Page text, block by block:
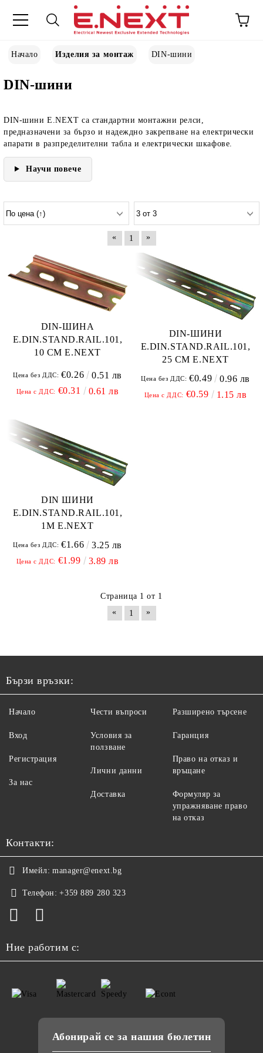
Начало Изделия за монтаж DIN-шини
DIN-шини
DIN-шини E.NEXT са стандартни монтажни релси,
предназначени за бързо и надеждно закрепване на електрически
апарати в разпределителни табла и електрически шкафове.
Научи повече
« 1 »
DIN-ШИНА
E.DIN.STAND.RAIL.101,
10 СM E.NEXT
Цена без ДДС: €0.26 0.51 лв
Цена с ДДС: €0.31 0.61 лв
DIN-ШИНИ
E.DIN.STAND.RAIL.101,
25 СM E.NEXT
Цена без ДДС: €0.49 0.96 лв
Цена с ДДС: €0.59 1.15 лв
DIN ШИНИ
E.DIN.STAND.RAIL.101,
1M E.NEXT
Цена без ДДС: €1.66 3.25 лв
Цена с ДДС: €1.99 3.89 лв
Страница 1 от 1
«
1 »
Бързи връзки:
Начало
Вход
Регистрация
За нас
Чести въпроси
Условия за
ползване
Лични данни
Доставка
Разширено търсене
Гаранция
Право на отказ и
връщане
Формуляр за
упражняване право
на отказ
Контакти:
Имейл: manager@enext.bg
Телефон: +359 889 280 323
Ние работим с:
Абонирай се за нашия бюлетин